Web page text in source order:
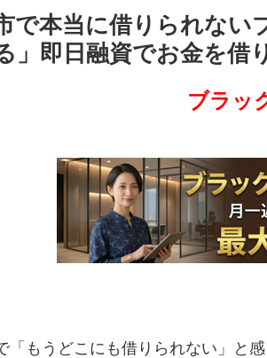
で本当に借りられない
」即日融資でお金を借
ブラッ
「もうどこにも借りられない」と感